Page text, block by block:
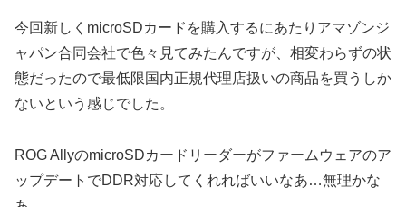
今回新しくmicroSDカードを購入するにあたりアマゾンジ
ャパン合同会社で色々見てみたんですが、相変わらずの状
態だったので最低限国内正規代理店扱いの商品を買うしか
ないという感じでした。
ROG AllyのmicroSDカードリーダーがファームウェアのア
ップデートでDDR対応してくれればいいなあ…無理かな